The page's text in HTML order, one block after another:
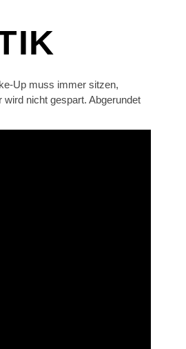
Up muss immer sitzen,
nicht gespart. Abgerundet